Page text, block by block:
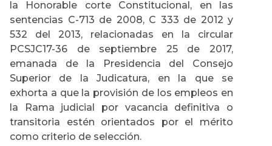
la Honorable corte Constitucional, en las
sentencias C-713 de 2008, C 333 de 2012 y
532 del 2013, relacionadas en la circular
PCSJC17-36 de septiembre 25 de 2017,
emanada de la Presidencia del Consejo
Superior de la Judicatura, en la que se
exhorta a que la provisión de los empleos en
la Rama judicial por vacancia definitiva o
transitoria estén orientados por el mérito
como criterio de selección.